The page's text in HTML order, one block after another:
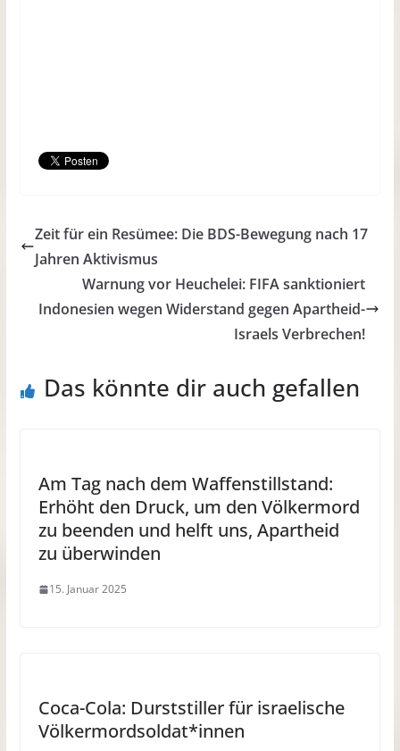
Zeit für ein Resümee: Die BDS-Bewegung nach 17
Jahren Aktivismus
Warnung vor Heuchelei: FIFA sanktioniert
Indonesien wegen Widerstand gegen Apartheid-
Israels Verbrechen!
Das könnte dir auch gefallen
Am Tag nach dem Waffenstillstand:
Erhöht den Druck, um den Völkermord
zu beenden und helft uns, Apartheid
zu überwinden
15. Januar 2025
Coca-Cola: Durststiller für israelische
Völkermordsoldat*innen